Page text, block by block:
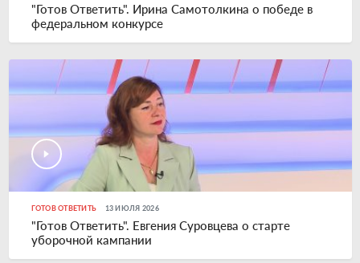
"Готов Ответить". Ирина Самотолкина о победе в
федеральном конкурсе
ГОТОВ ОТВЕТИТЬ 13 ИЮЛЯ 2026
"Готов Ответить". Евгения Суровцева о старте
уборочной кампании